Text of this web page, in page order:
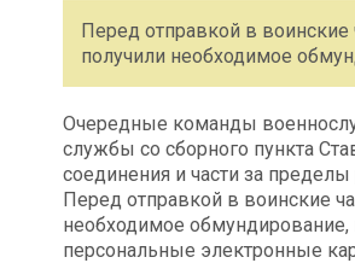
Перед отправкой в
получили необходимое
Очередные команды
службы со сборного пункта
соединения и части за пределы
Перед отправкой в воинские
необходимое обмундирование,
персональные электронные